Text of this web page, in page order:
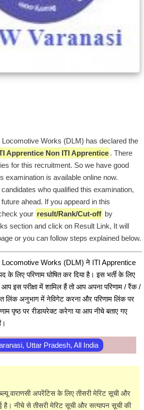
Locomotive Works (DLM) has declared the
Apprentice Non ITI Apprentice . There
for this recruitment. So we have good
examination is available online now.
who qualified this examination,
ahead. If you appeard in this
your result/Rank/Cut-off by
section and click on Result Link, It will
or you can follow steps explained below.
Locomotive Works (DLM) ने ITI Apprentice
लिए परिणाम घोषित कर दिया है। इस भर्ती के लिए
इस परीक्षा में शामिल हैं तो आप अपना परिणाम / रैंक /
अनुभाग में नेविगेट करना और परिणाम लिंक पर
पृष्ठ पर रीडायरेक्ट करेगा या आप नीचे बताए गए
Uttar Pradesh, All India
वाराणसी अपरेंटिस के लिए तीसरी मेरिट सूची और
है। नीचे से तीसरी मेरिट सूची और सत्यापन सूची की